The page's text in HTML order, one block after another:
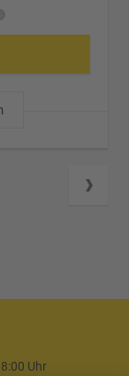
Uhr